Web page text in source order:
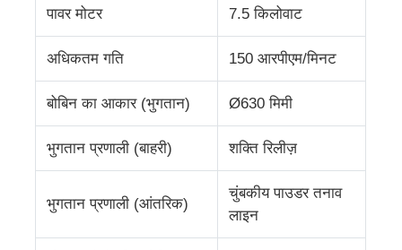
तार बाहर निकालना लाइन
तार फँसाने की मशीन
डबल ट्विस्ट स्ट्रैंडिंग मशीन
बख्तरबंद मशीन
पावर मोटर 7.5 किलोवाट
अधिकतम गति 150 आरपीएम/मिनट
बोबिन का आकार (भुगतान) Ø630 मिमी
भुगतान प्रणाली (बाहरी) शक्ति रिलीज़
भुगतान प्रणाली (आंतरिक)
चुंबकीय पाउडर तनाव
लाइन